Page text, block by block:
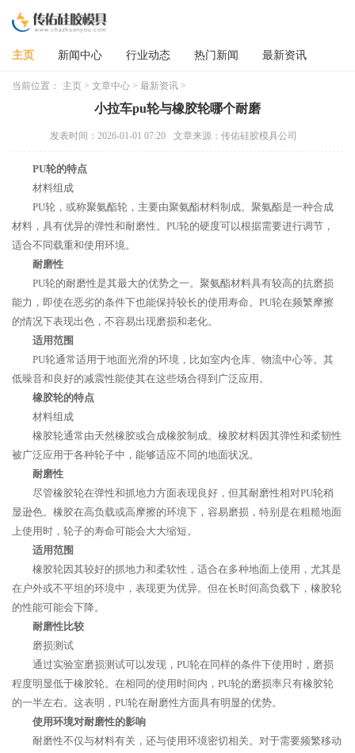
主页 新闻中心 行业动态 热门新闻 最新资讯
当前位置： 主页 > 文章中心 > 最新资讯 >
小拉车pu轮与橡胶轮哪个耐磨
发表时间：2026-01-01 07:20 文章来源：传佑硅胶模具公司
PU轮的特点
材料组成
PU轮，或称聚氨酯轮，主要由聚氨酯材料制成。聚氨酯是一种合成
材料，具有优异的弹性和耐磨性。PU轮的硬度可以根据需要进行调节，
适合不同载重和使用环境。
耐磨性
PU轮的耐磨性是其最大的优势之一。聚氨酯材料具有较高的抗磨损
能力，即使在恶劣的条件下也能保持较长的使用寿命。PU轮在频繁摩擦
的情况下表现出色，不容易出现磨损和老化。
适用范围
PU轮通常适用于地面光滑的环境，比如室内仓库、物流中心等。其
低噪音和良好的减震性能使其在这些场合得到广泛应用。
橡胶轮的特点
材料组成
橡胶轮通常由天然橡胶或合成橡胶制成。橡胶材料因其弹性和柔韧性
被广泛应用于各种轮子中，能够适应不同的地面状况。
耐磨性
尽管橡胶轮在弹性和抓地力方面表现良好，但其耐磨性相对PU轮稍
显逊色。橡胶在高负载或高摩擦的环境下，容易磨损，特别是在粗糙地面
上使用时，轮子的寿命可能会大大缩短。
适用范围
橡胶轮因其较好的抓地力和柔软性，适合在多种地面上使用，尤其是
在户外或不平坦的环境中，表现更为优异。但在长时间高负载下，橡胶轮
的性能可能会下降。
耐磨性比较
磨损测试
通过实验室磨损测试可以发现，PU轮在同样的条件下使用时，磨损
程度明显低于橡胶轮。在相同的使用时间内，PU轮的磨损率只有橡胶轮
的一半左右。这表明，PU轮在耐磨性方面具有明显的优势。
使用环境对耐磨性的影响
耐磨性不仅与材料有关，还与使用环境密切相关。对于需要频繁移动